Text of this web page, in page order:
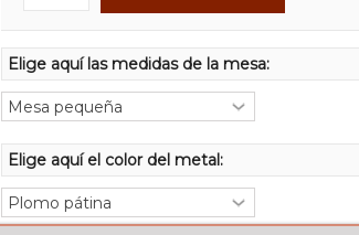
Elige aquí las medidas de la mesa:
Elige aquí el color del metal: